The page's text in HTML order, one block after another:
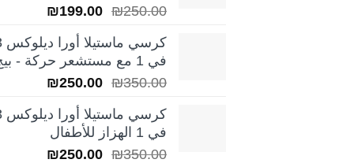
₪250.00
السعر
هو:
₪250.00.
₪199.00
السعر
هو:
₪199.00.
كرسي
في 1 مع مستشعر حركة - بيج
₪350.00
السعر
هو:
₪350.00.
₪250.00
السعر
هو:
كرسي
في 1 الهزاز للأطفال
₪350.00
السعر ₪250.00
السعر